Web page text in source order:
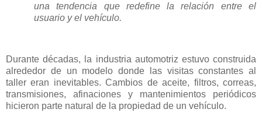
una tendencia que redefine la relación entre el
usuario y el vehículo.
Durante décadas, la industria automotriz estuvo construida
alrededor de un modelo donde las visitas constantes al
taller eran inevitables. Cambios de aceite, filtros, correas,
transmisiones, afinaciones y mantenimientos periódicos
hicieron parte natural de la propiedad de un vehículo.